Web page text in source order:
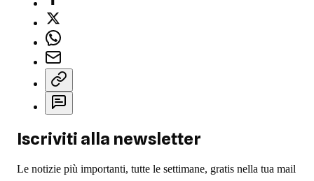
Iscriviti alla newsletter
Le notizie più importanti, tutte le settimane, gratis nella tua mail